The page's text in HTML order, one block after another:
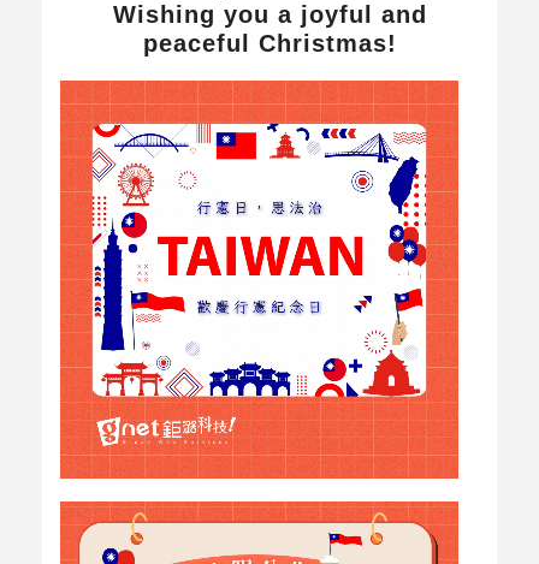
Wishing you a joyful and
peaceful Christmas!